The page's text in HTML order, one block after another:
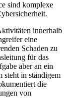
sind komplexe
innerhalb
eine
Schaden zu
für das
aber an ein
steht in ständigem
die
von